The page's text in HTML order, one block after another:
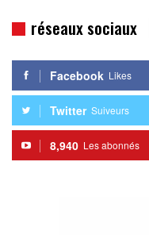
réseaux sociaux
Facebook Likes
Twitter Suiveurs
8,940 Les abonnés